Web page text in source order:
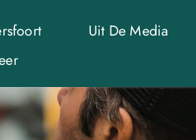
Uit De Media